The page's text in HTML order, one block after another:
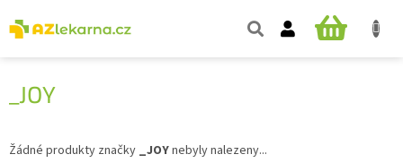
na
obsah
NÁKUPNÍ
_JOY
Žádné produkty značky _JOYnebyly nalezeny...